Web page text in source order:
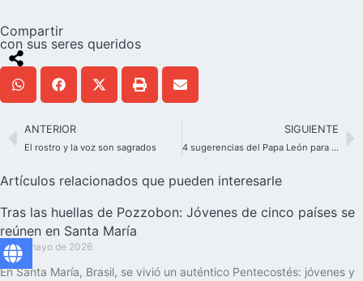
Compartir
con sus seres queridos
ANTERIOR
El rostro y la voz son sagrados
SIGUIENTE
4 sugerencias del Papa León para cultivar vínculos saludables
Artículos relacionados que pueden interesarle
Tras las huellas de Pozzobon: Jóvenes de cinco países se
reúnen en Santa María
28 de mayo de 2026
En Santa María, Brasil, se vivió un auténtico Pentecostés: jóvenes y